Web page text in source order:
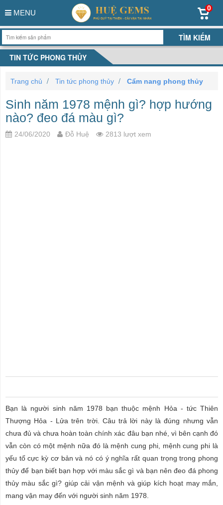
MENU
0
TIN TỨC PHONG THỦY
Trang chủ Tin tức phong thủy Cẩm nang phong thủy
Sinh năm 1978 mệnh gì? hợp hướng
nào? đeo đá màu gì?
24/06/2020 Đỗ Huệ 2813 lượt xem
Bạn là người sinh năm 1978 bạn thuộc mệnh Hỏa - tức Thiên
Thượng Hỏa - Lửa trên trời. Câu trả lời này là đúng nhưng vẫn
chưa đủ và chưa hoàn toàn chính xác đâu bạn nhé, vì bên cạnh đó
vẫn còn có một mệnh nữa đó là mệnh cung phi, mệnh cung phi là
yếu tố cực kỳ cơ bản và nó có ý nghĩa rất quan trọng trong phong
thủy để bạn biết bạn hợp với màu sắc gì và bạn nên đeo đá phong
thủy màu sắc gì? giúp cải vận mệnh và giúp kích hoạt may mắn,
mang vận may đến với người sinh năm 1978.